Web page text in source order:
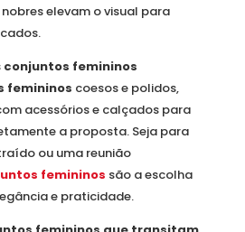
elevam o visual para
conjuntos femininos
femininos coesos e polidos,
acessórios e calçados para
a proposta. Seja para
ou uma reunião
femininos são a escolha
e praticidade.